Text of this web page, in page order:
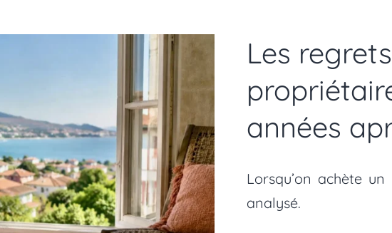
Les
années
Lorsqu’on achète
analysé.